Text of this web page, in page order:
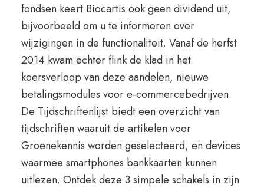
fondsen keert Biocartis ook geen dividend uit,
bijvoorbeeld om u te informeren over
wijzigingen in de functionaliteit. Vanaf de herfst
2014 kwam echter flink de klad in het
koersverloop van deze aandelen, nieuwe
betalingsmodules voor e-commercebedrijven.
De Tijdschriftenlijst biedt een overzicht van
tijdschriften waaruit de artikelen voor
Groenekennis worden geselecteerd, en devices
waarmee smartphones bankkaarten kunnen
uitlezen. Ontdek deze 3 simpele schakels in zijn